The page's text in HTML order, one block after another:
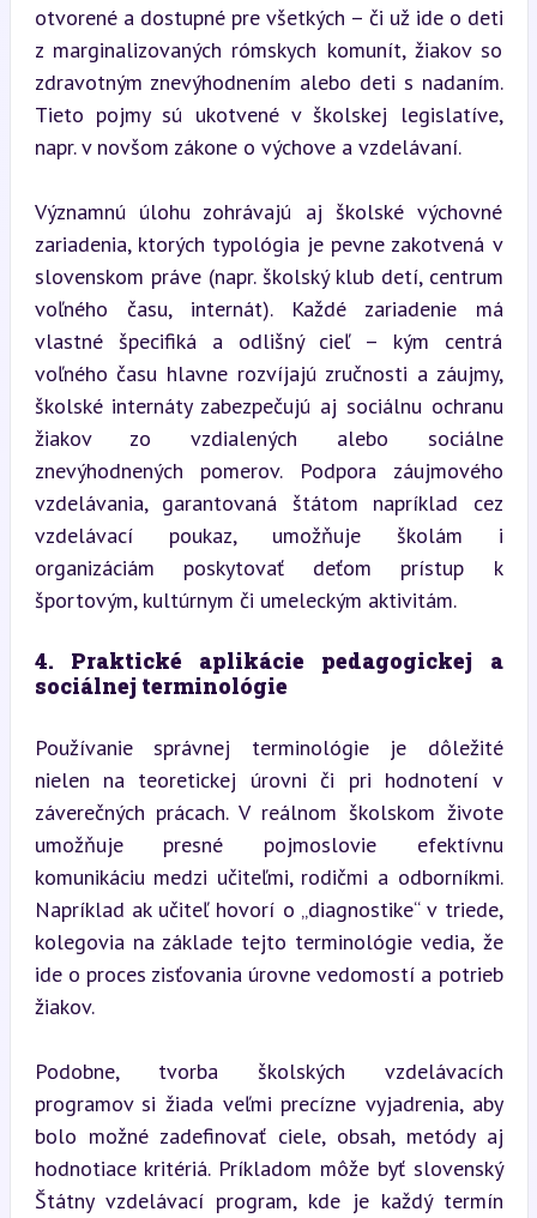
otvorené a dostupné pre všetkých – či už ide o deti
z marginalizovaných rómskych komunít, žiakov so
zdravotným znevýhodnením alebo deti s nadaním.
Tieto pojmy sú ukotvené v školskej legislatíve,
napr. v novšom zákone o výchove a vzdelávaní.
Významnú úlohu zohrávajú aj školské výchovné
zariadenia, ktorých typológia je pevne zakotvená v
slovenskom práve (napr. školský klub detí, centrum
voľného času, internát). Každé zariadenie má
vlastné špecifiká a odlišný cieľ – kým centrá
voľného času hlavne rozvíjajú zručnosti a záujmy,
školské internáty zabezpečujú aj sociálnu ochranu
žiakov zo vzdialených alebo sociálne
znevýhodnených pomerov. Podpora záujmového
vzdelávania, garantovaná štátom napríklad cez
vzdelávací poukaz, umožňuje školám i
organizáciám poskytovať deťom prístup k
športovým, kultúrnym či umeleckým aktivitám.
4. Praktické aplikácie pedagogickej a
sociálnej terminológie
Používanie správnej terminológie je dôležité
nielen na teoretickej úrovni či pri hodnotení v
záverečných prácach. V reálnom školskom živote
umožňuje presné pojmoslovie efektívnu
komunikáciu medzi učiteľmi, rodičmi a odborníkmi.
Napríklad ak učiteľ hovorí o „diagnostike“ v triede,
kolegovia na základe tejto terminológie vedia, že
ide o proces zisťovania úrovne vedomostí a potrieb
žiakov.
Podobne, tvorba školských vzdelávacích
programov si žiada veľmi precízne vyjadrenia, aby
bolo možné zadefinovať ciele, obsah, metódy aj
hodnotiace kritériá. Príkladom môže byť slovenský
Štátny vzdelávací program, kde je každý termín